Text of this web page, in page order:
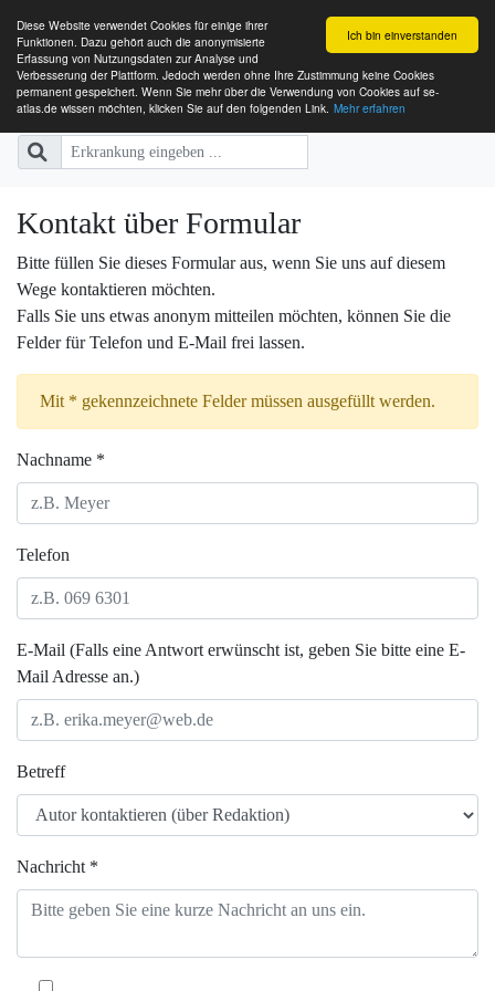
Ich bin einverstanden
Diese Website verwendet Cookies für einige ihrer
Funktionen. Dazu gehört auch die anonymisierte
Erfassung von Nutzungsdaten zur Analyse und
Verbesserung der Plattform. Jedoch werden ohne Ihre Zustimmung keine Cookies
permanent gespeichert. Wenn Sie mehr über die Verwendung von Cookies auf se-
atlas.de wissen möchten, klicken Sie auf den folgenden Link. Mehr erfahren
SE-ATLAS
Versorgungsatlas für Menschen
Kontakt über Formular
Bitte füllen Sie dieses Formular aus, wenn Sie uns auf diesem
Wege kontaktieren möchten.
Falls Sie uns etwas anonym mitteilen möchten, können Sie die
Felder für Telefon und E-Mail frei lassen.
Mit * gekennzeichnete Felder müssen ausgefüllt werden.
Nachname *
Telefon
E-Mail (Falls eine Antwort erwünscht ist, geben Sie bitte eine E-
Mail Adresse an.)
Betreff
Nachricht *